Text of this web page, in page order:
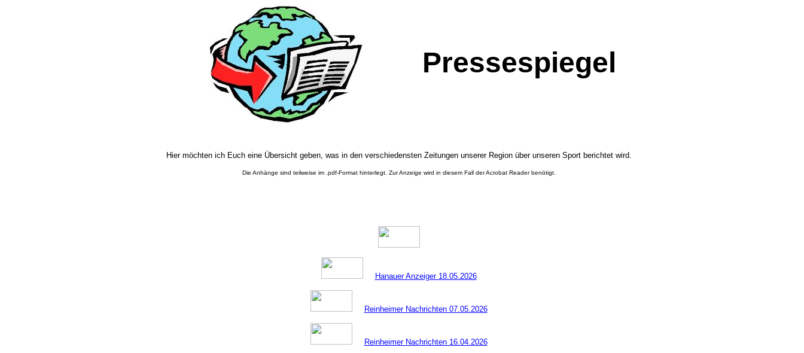
Pressespiegel
Hier möchten ich Euch eine Übersicht geben, was in den verschiedensten Zeitungen unserer Region über unseren Sport berichtet wird.
Die Anhänge sind teilweise im .pdf-Format hinterlegt. Zur Anzeige wird in diesem Fall der Acrobat Reader benötigt.
Hanauer Anzeiger 18.05.2026
Reinheimer Nachrichten 07.05.2026
Reinheimer Nachrichten 16.04.2026